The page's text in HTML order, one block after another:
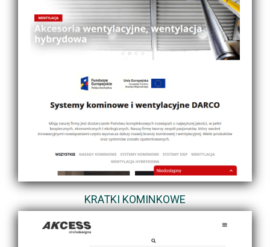
KRATKI KOMINKOWE